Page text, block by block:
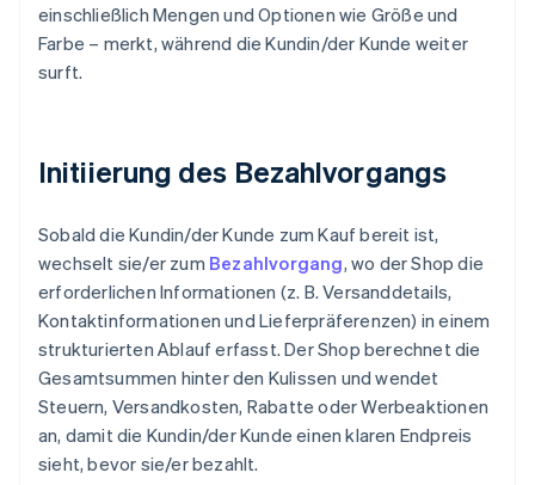
einschließlich Mengen und Optionen wie Größe und
Farbe – merkt, während die Kundin/der Kunde weiter
surft.
Initiierung des Bezahlvorgangs
Sobald die Kundin/der Kunde zum Kauf bereit ist,
wechselt sie/er zum Bezahlvorgang, wo der Shop die
erforderlichen Informationen (z. B. Versanddetails,
Kontaktinformationen und Lieferpräferenzen) in einem
strukturierten Ablauf erfasst. Der Shop berechnet die
Gesamtsummen hinter den Kulissen und wendet
Steuern, Versandkosten, Rabatte oder Werbeaktionen
an, damit die Kundin/der Kunde einen klaren Endpreis
sieht, bevor sie/er bezahlt.